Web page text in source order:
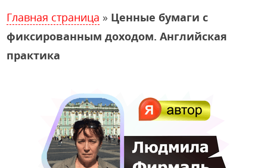
Главная страница » Ценные бумаги с
фиксированным доходом. Английская
практика